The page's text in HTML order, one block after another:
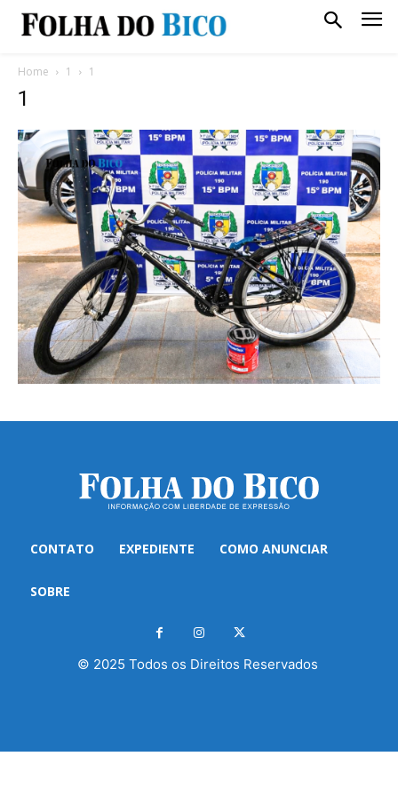
Home 1 1
1
CONTATO EXPEDIENTE COMO ANUNCIAR
SOBRE
© 2025 Todos os Direitos Reservados